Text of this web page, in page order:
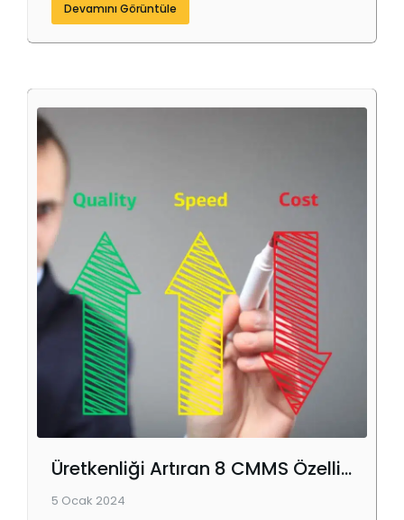
Devamını Görüntüle
Üretkenliği Artıran 8 CMMS Özelliği
5 Ocak 2024